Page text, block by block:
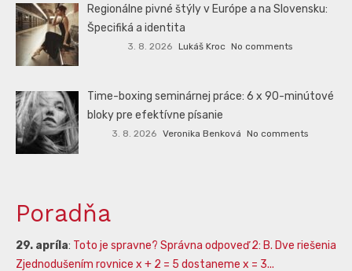
Regionálne pivné štýly v Európe a na Slovensku:
Špecifiká a identita
3. 8. 2026 Lukáš Kroc No comments
Time-boxing seminárnej práce: 6 x 90-minútové
bloky pre efektívne písanie
3. 8. 2026 Veronika Benková No comments
Poradňa
29. apríla: Toto je spravne? Správna odpoveď 2: B. Dve riešenia
Zjednodušením rovnice x + 2 = 5 dostaneme x = 3...